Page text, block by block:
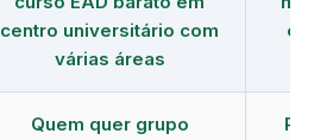
centro universitário com
várias áreas
Quem quer grupo